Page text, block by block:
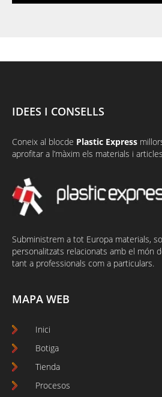
IDEES I CONSELLS
Coneix al blocde Plastic Express
aprofitar a l’màxim els materials i
Subministrem a tot Europa materials,
personalitzats relacionats amb el món
tant a professionals com a particulars.
MAPA WEB
Inici
Botiga
Tienda
Procesos